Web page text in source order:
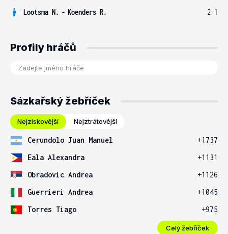
Lootsma N. - Koenders R. 2-1
Profily hráčů
Sázkařský žebříček
Nejziskovější Nejztrátovější
Cerundolo Juan Manuel
+1737
Eala Alexandra
+1131
Obradovic Andrea
+1126
Guerrieri Andrea
+1045
Torres Tiago
+975
Celý žebříček